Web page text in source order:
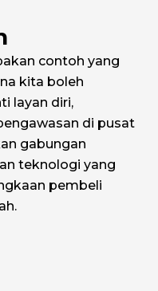
contoh yang
kita boleh
layan diri,
di pusat
gabungan
teknologi yang
pembeli